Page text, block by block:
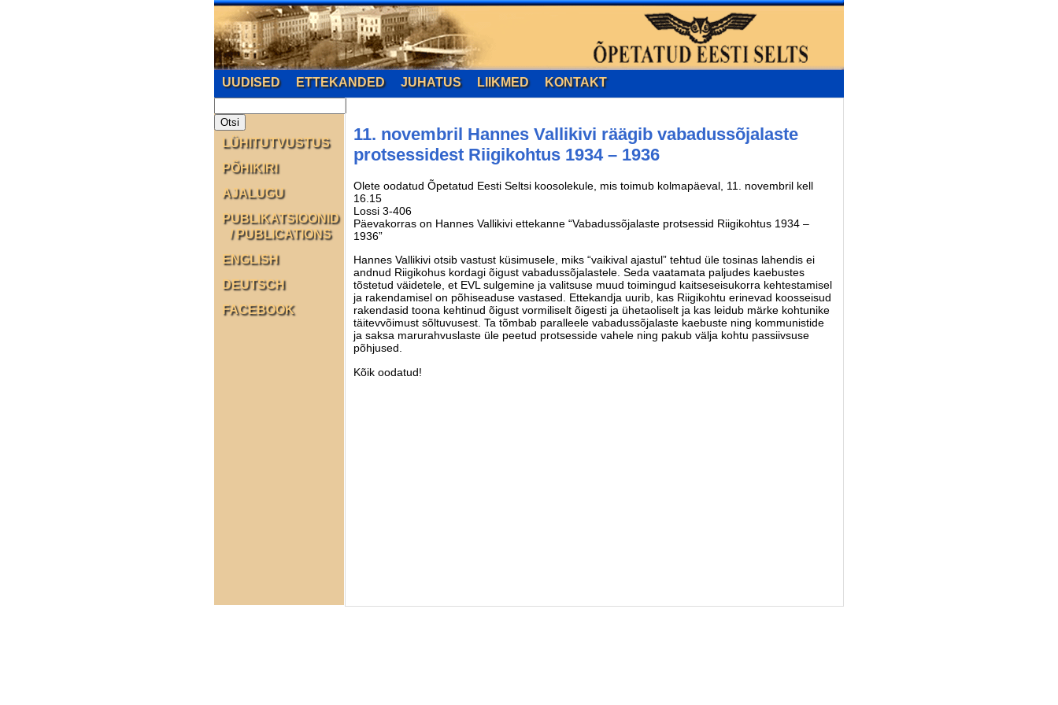
UUDISED ETTEKANDED JUHATUS LIIKMED KONTAKT
11. novembril Hannes Vallikivi räägib vabadussõjalaste
protsessidest Riigikohtus 1934 – 1936
Olete oodatud Õpetatud Eesti Seltsi koosolekule, mis toimub kolmapäeval, 11. novembril kell
16.15
Lossi 3-406
Päevakorras on Hannes Vallikivi ettekanne “Vabadussõjalaste protsessid Riigikohtus 1934 –
1936”
Hannes Vallikivi otsib vastust küsimusele, miks “vaikival ajastul” tehtud üle tosinas lahendis ei
andnud Riigikohus kordagi õigust vabadussõjalastele. Seda vaatamata paljudes kaebustes
tõstetud väidetele, et EVL sulgemine ja valitsuse muud toimingud kaitseseisukorra kehtestamisel
ja rakendamisel on põhiseaduse vastased. Ettekandja uurib, kas Riigikohtu erinevad koosseisud
rakendasid toona kehtinud õigust vormiliselt õigesti ja ühetaoliselt ja kas leidub märke kohtunike
täitevvõimust sõltuvusest. Ta tõmbab paralleele vabadussõjalaste kaebuste ning kommunistide
ja saksa marurahvuslaste üle peetud protsesside vahele ning pakub välja kohtu passiivsuse
põhjused.
Kõik oodatud!
LÜHITUTVUSTUS
PÕHIKIRI
AJALUGU
PUBLIKATSIOONID
/ PUBLICATIONS
ENGLISH
DEUTSCH
FACEBOOK